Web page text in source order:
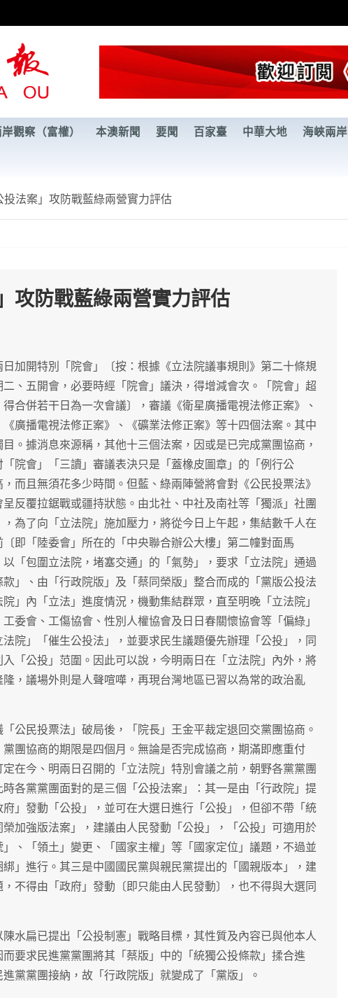
觀察（富權） 本澳新聞 要聞 百家臺 中華大地 海峽兩岸
投法案」攻防戰藍綠兩營實力評估
攻防戰藍綠兩營實力評估
加開特別「院會」〔按：根據《立法院議事規則》第二十條規
、五開會，必要時經「院會」議決，得增減會次。「院會」超
合併若干日為一次會議〕，審議《衛星廣播電視法修正案》、
《廣播電視法修正案》、《礦業法修正案》等十四個法案。其中
目。據消息來源稱，其他十三個法案，因或是已完成黨團協商，
院會」「三讀」審議表決只是「蓋橡皮圖章」的「例行公
而且無須花多少時間。但藍、綠兩陣營將會對《公民投票法》
反覆拉鋸戰或疆持狀態。由北社、中社及南社等「獨派」社團
為了向「立法院」施加壓力，將從今日上午起，集結數千人在
即「陸委會」所在的「中央聯合辦公大樓」第二幢對面馬
「包圍立法院，堵塞交通」的「氣勢」，要求「立法院」通過
款」、由「行政院版」及「蔡同榮版」整合而成的「黨版公投法
」內「立法」進度情況，機動集結群眾，直至明晚「立法院」
委會、工傷協會、性別人權協會及日日春關懷協會等「偏綠」
院」「催生公投法」，並要求民生議題優先辦理「公投」，同
「公投」范圍。因此可以說，今明兩日在「立法院」內外，將
，議場外則是人聲喧嘩，再現台灣地區已習以為常的政治亂
「公民投票法」破局後，「院長」王金平裁定退回交黨團協商。
團協商的期限是四個月。無論是否完成協商，期滿即應重付
定在今、明兩日召開的「立法院」特別會議之前，朝野各黨黨團
各黨黨團面對的是三個「公投法案」：其一是由「行政院」提
」發動「公投」，並可在大選日進行「公投」，但卻不帶「統
加強版法案」，建議由人民發動「公投」，「公投」可適用於
」、「領土」變更、「國家主權」等「國家定位」議題，不過並
」進行。其三是中國國民黨與親民黨提出的「國親版本」，建
不得由「政府」發動〔即只能由人民發動〕，也不得與大選同
水扁已提出「公投制憲」戰略目標，其性質及內容已與他本人
要求民進黨黨團將其「蔡版」中的「統獨公投條款」揉合進
進黨黨團接納，故「行政院版」就變成了「黨版」。